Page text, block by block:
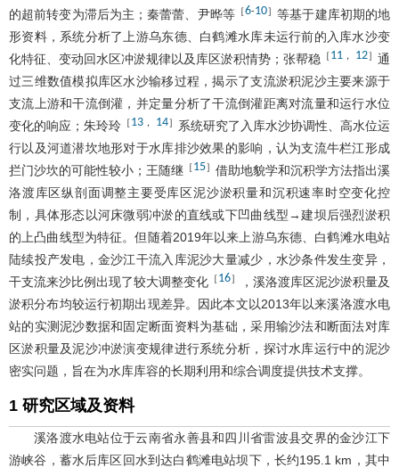
的超前转变为滞后为主；秦蕾蕾、尹晔等［6-10］等基于建库初期的地
形资料，系统分析了上游乌东德、白鹤滩水库未运行前的入库水沙变
化特征、变动回水区冲淤规律以及库区淤积情势；张帮稳 ［11 ， 12］ 通
过三维数值模拟库区水沙输移过程，揭示了支流淤积泥沙主要来源于
支流上游和干流倒灌，并定量分析了干流倒灌距离对流量和运行水位
变化的响应；朱玲玲 ［13 ， 14］ 系统研究了入库水沙协调性、高水位运
行以及河道潜坎地形对于水库排沙效果的影响，认为支流牛栏江形成
拦门沙坎的可能性较小；王随继 ［15］ 借助地貌学和沉积学方法指出溪
洛渡库区纵剖面调整主要受库区泥沙淤积量和沉积速率时空变化控
制，具体形态以河床微弱冲淤的直线或下凹曲线型→建坝后强烈淤积
的上凸曲线型为特征。但随着2019年以来上游乌东德、白鹤滩水电站
陆续投产发电，金沙江干流入库泥沙大量减少，水沙条件发生变异，
干支流来沙比例出现了较大调整变化 ［16］
，溪洛渡库区泥沙淤积量及
淤积分布均较运行初期出现差异。因此本文以2013年以来溪洛渡水电
站的实测泥沙数据和固定断面资料为基础，采用输沙法和断面法对库
区淤积量及泥沙冲淤演变规律进行系统分析，探讨水库运行中的泥沙
密实问题，旨在为水库库容的长期利用和综合调度提供技术支撑。
1 研究区域及资料
溪洛渡水电站位于云南省永善县和四川省雷波县交界的金沙江下
游峡谷，蓄水后库区回水到达白鹤滩电站坝下，长约195.1 km，其中